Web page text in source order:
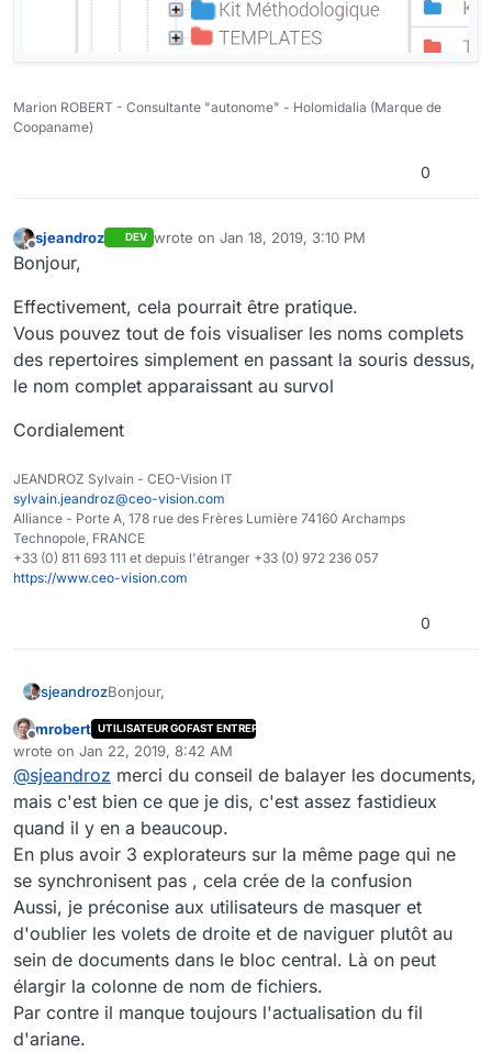
Marion ROBERT - Consultante "autonome" - Holomidalia (Marque de
Coopaname)
0
Offline
sjeandroz DEV wrote on Jan 18, 2019, 3:10 PM
last edited by
Bonjour,
Effectivement, cela pourrait être pratique.
Vous pouvez tout de fois visualiser les noms complets
des repertoires simplement en passant la souris dessus,
le nom complet apparaissant au survol
Cordialement
JEANDROZ Sylvain - CEO-Vision IT
sylvain.jeandroz@ceo-vision.com
Alliance - Porte A, 178 rue des Frères Lumière 74160 Archamps
Technopole, FRANCE
+33 (0) 811 693 111 et depuis l'étranger +33 (0) 972 236 057
https://www.ceo-vision.com
0
sjeandrozBonjour,
Effectivement, cela pourrait être pratique.
Vous pouvez tout de fois visualiser les noms
complets des repertoires simplement en passant la
souris dessus, le nom complet apparaissant au
Cordialement
Offline
mrobert UTILISATEUR GOFAST ENTREPRISE
wrote on Jan 22, 2019, 8:42 AM
last edited by
@sjeandroz merci du conseil de balayer les documents,
mais c'est bien ce que je dis, c'est assez fastidieux
quand il y en a beaucoup.
En plus avoir 3 explorateurs sur la même page qui ne
se synchronisent pas , cela crée de la confusion
Aussi, je préconise aux utilisateurs de masquer et
d'oublier les volets de droite et de naviguer plutôt au
sein de documents dans le bloc central. Là on peut
élargir la colonne de nom de fichiers.
Par contre il manque toujours l'actualisation du fil
d'ariane.